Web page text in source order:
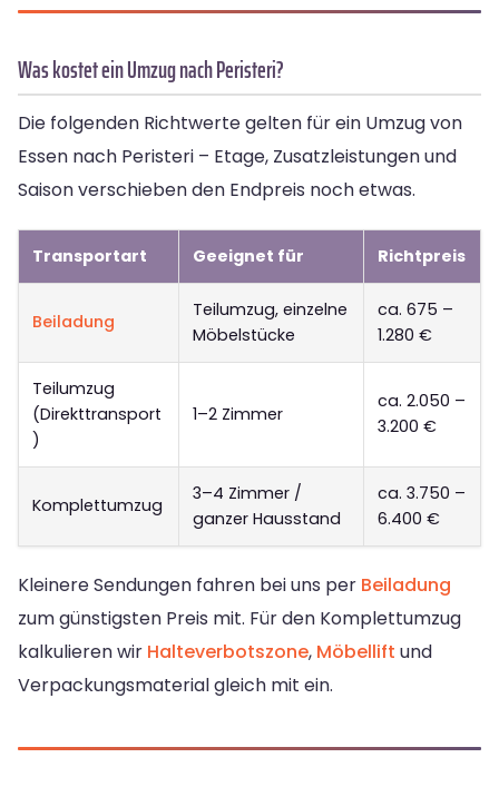
Was kostet ein Umzug nach Peristeri?
Die folgenden Richtwerte gelten für ein Umzug von
Essen nach Peristeri – Etage, Zusatzleistungen und
Saison verschieben den Endpreis noch etwas.
Transportart Geeignet für Richtpreis
Beiladung
Teilumzug, einzelne
Möbelstücke
ca. 675 –
1.280 €
Teilumzug
(Direkttransport
)
1–2 Zimmer
ca. 2.050 –
3.200 €
Komplettumzug
3–4 Zimmer /
ganzer Hausstand
ca. 3.750 –
6.400 €
Kleinere Sendungen fahren bei uns per Beiladung
zum günstigsten Preis mit. Für den Komplettumzug
kalkulieren wir Halteverbotszone, Möbellift und
Verpackungsmaterial gleich mit ein.